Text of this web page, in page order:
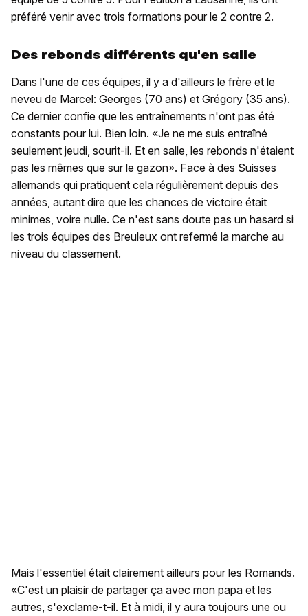
préféré venir avec trois formations pour le 2 contre 2.
Des rebonds différents qu'en salle
Dans l'une de ces équipes, il y a d'ailleurs le frère et le
neveu de Marcel: Georges (70 ans) et Grégory (35 ans).
Ce dernier confie que les entraînements n'ont pas été
constants pour lui. Bien loin. «Je ne me suis entraîné
seulement jeudi, sourit-il. Et en salle, les rebonds n'étaient
pas les mêmes que sur le gazon». Face à des Suisses
allemands qui pratiquent cela régulièrement depuis des
années, autant dire que les chances de victoire était
minimes, voire nulle. Ce n'est sans doute pas un hasard si
les trois équipes des Breuleux ont refermé la marche au
niveau du classement.
Mais l'essentiel était clairement ailleurs pour les Romands.
«C'est un plaisir de partager ça avec mon papa et les
autres, s'exclame-t-il. Et à midi, il y aura toujours une ou